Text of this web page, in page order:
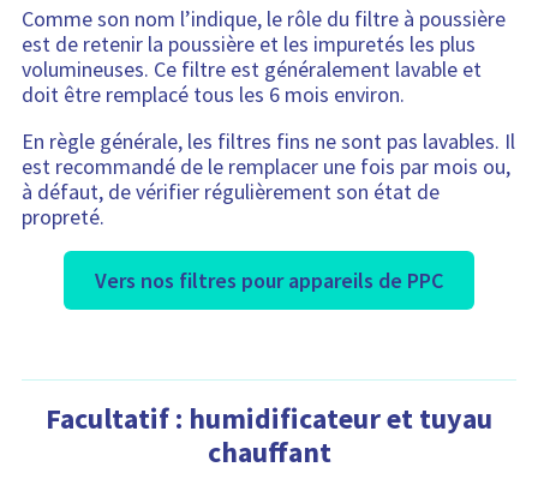
Comme son nom l’indique, le rôle du filtre à poussière
est de retenir la poussière et les impuretés les plus
volumineuses. Ce filtre est généralement lavable et
doit être remplacé tous les 6 mois environ.
En règle générale, les filtres fins ne sont pas lavables. Il
est recommandé de le remplacer une fois par mois ou,
à défaut, de vérifier régulièrement son état de
propreté.
Vers nos filtres pour appareils de PPC
Facultatif : humidificateur et tuyau
chauffant